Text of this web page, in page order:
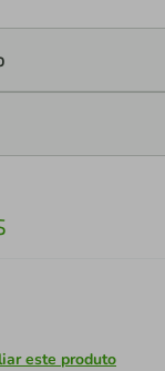
este produto